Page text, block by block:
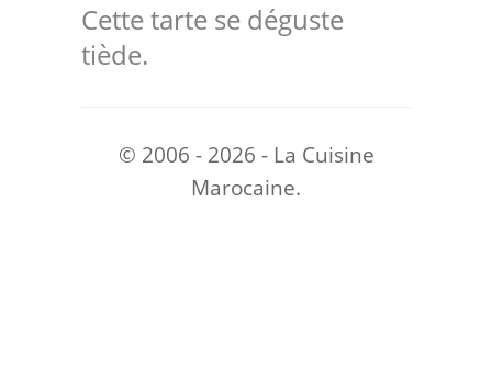
Cette tarte se déguste
tiède.
© 2006 - 2026 - La Cuisine
Marocaine.